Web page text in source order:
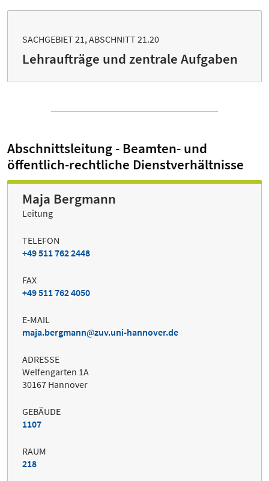
SACHGEBIET 21, ABSCHNITT 21.20
Lehraufträge und zentrale Aufgaben
Abschnittsleitung - Beamten- und
öffentlich-rechtliche Dienstverhältnisse
Maja Bergmann
Leitung
TELEFON
+49 511 762 2448
FAX
+49 511 762 4050
E-MAIL
maja.bergmann
zuv.uni-hannover.de
ADRESSE
Welfengarten 1A
30167 Hannover
GEBÄUDE
1107
RAUM
218